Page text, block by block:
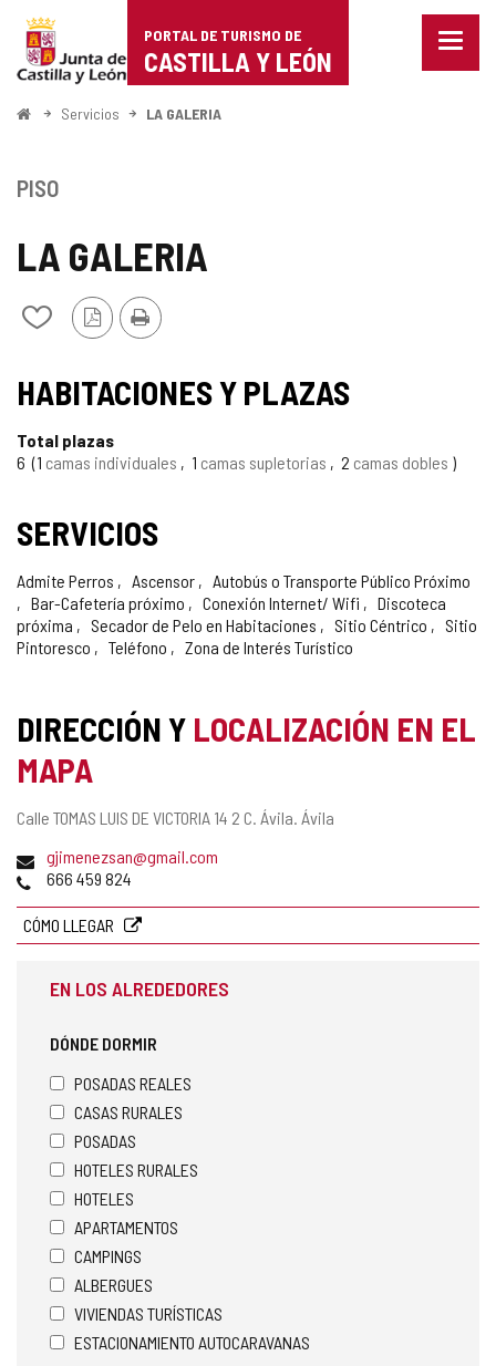
Portal
de
Turismo
Castilla
León
PORTAL DE TURISMO DE
CASTILLA Y LEÓN
Menu
InicioServicios LA GALERIA
LA GALERIA
Añadir/quitar
cuadernos
Versión
PDF
Imprimir
PISO
HABITACIONES Y PLAZAS
Total plazas
6
1 camas individuales 1 camas supletorias 2 camas dobles
SERVICIOS
Admite Perros Ascensor
Autobús o Transporte Público Próximo
Bar-Cafetería próximo
Conexión Internet/ Wifi
Discoteca
próxima
Secador de Pelo en Habitaciones Sitio Céntrico
Sitio
Pintoresco
Teléfono Zona de Interés Turístico
DIRECCIÓN Y LOCALIZACIÓN EN EL
MAPA
Dirección
Calle TOMAS LUIS DE VICTORIA 14 2 C. Ávila. Ávila
Dirección
de
electrónico
gjimenezsan@gmail.com
Teléfonos
666 459 824
CÓMO LLEGAR
EN LOS ALREDEDORES
DÓNDE DORMIR
POSADAS REALES
CASAS RURALES
POSADAS
HOTELES RURALES
HOTELES
APARTAMENTOS
CAMPINGS
ALBERGUES
VIVIENDAS TURÍSTICAS
ESTACIONAMIENTO AUTOCARAVANAS